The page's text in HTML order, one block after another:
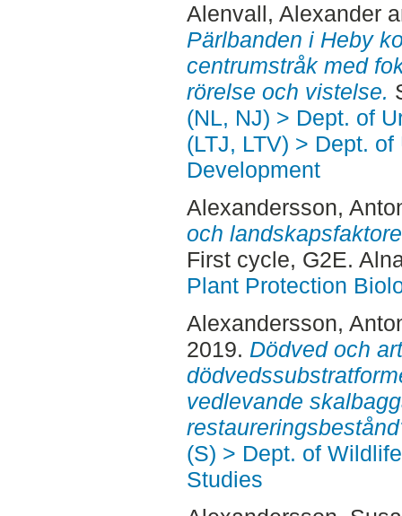
Alenvall, Alexander
Pärlbanden i Heby
centrumstråk med
rörelse och vistelse.
(NL, NJ) > Dept. of
(LTJ, LTV) > Dept.
Development
Alexandersson,
och
First cycle, G2E.
Plant Protection
Alexandersson,
2019. Dödved och
vedlevande
(S) > Dept. of
Studies